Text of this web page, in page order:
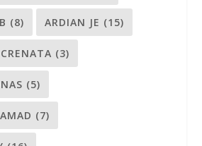
(8) ARDIAN JE (15)
(3)
(5)
(7)